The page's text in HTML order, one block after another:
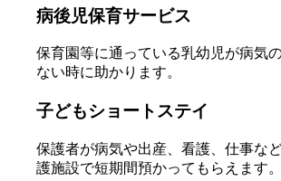
病後児保育サービス
保育園等に通っている乳幼児が病気
ない時に助かります。
子どもショートステイ
保護者が病気や出産、看護、仕事な
護施設で短期間預かってもらえます。